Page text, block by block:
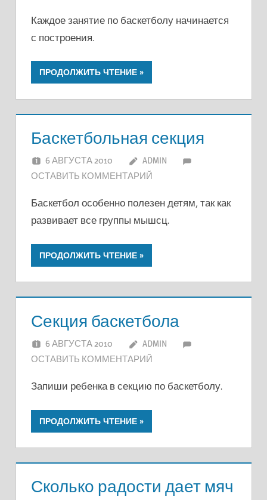
Каждое занятие по баскетболу начинается
с построения.
ПРОДОЛЖИТЬ ЧТЕНИЕ
Баскетбольная секция
6 АВГУСТА 2010
ADMIN
ОСТАВИТЬ КОММЕНТАРИЙ
Баскетбол особенно полезен детям, так как
развивает все группы мышсц.
ПРОДОЛЖИТЬ ЧТЕНИЕ
Секция баскетбола
6 АВГУСТА 2010
ADMIN
ОСТАВИТЬ КОММЕНТАРИЙ
Запиши ребенка в секцию по баскетболу.
ПРОДОЛЖИТЬ ЧТЕНИЕ
Сколько радости дает мяч